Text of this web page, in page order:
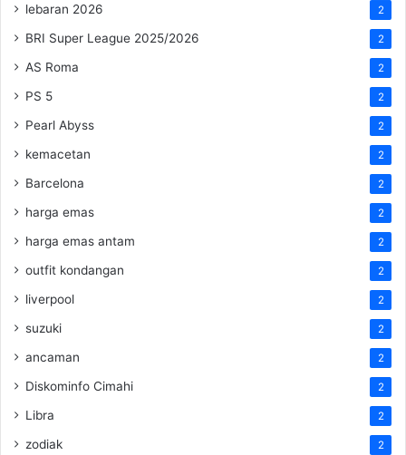
lebaran 2026 2
BRI Super League 2025/2026 2
AS Roma 2
PS 5 2
Pearl Abyss 2
kemacetan 2
Barcelona 2
harga emas 2
harga emas antam 2
outfit kondangan 2
liverpool 2
suzuki 2
ancaman 2
Diskominfo Cimahi 2
Libra 2
zodiak 2